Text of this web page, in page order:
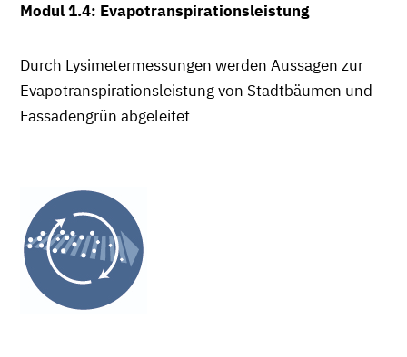
Modul 1.4: Evapotranspirationsleistung
Durch Lysimetermessungen werden Aussagen zur
Evapotranspirationsleistung von Stadtbäumen und
Fassadengrün abgeleitet